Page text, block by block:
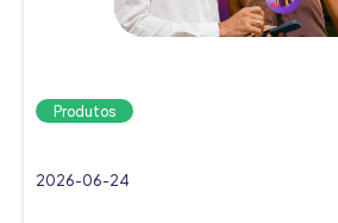
Produtos
2026-06-24